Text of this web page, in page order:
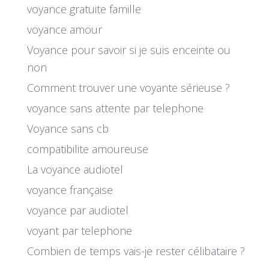
voyance gratuite famille
voyance amour
Voyance pour savoir si je suis enceinte ou
non
Comment trouver une voyante sérieuse ?
voyance sans attente par telephone
Voyance sans cb
compatibilite amoureuse
La voyance audiotel
voyance française
voyance par audiotel
voyant par telephone
Combien de temps vais-je rester célibataire ?